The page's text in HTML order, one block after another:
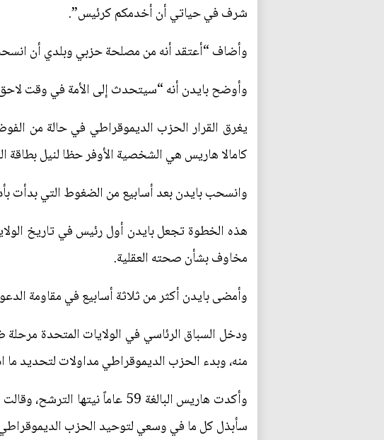
شرف في حياتي أن أخدمكم كرئيس”.
وأضاف “أعتقد أنه من مصلحة حزبي وبلدي أن
وأوضح بايدن أنه “سيتحدث إلى الأمة في وقت
يغرق القرار الحزب الديموقراطي في حالة من
كامالا هاريس هي الشخصية الأوفر حظا لنيل بطاقة
وانسحب بايدن بعد أسابيع من الضغوط التي بدأت
هذه الخطوة تجعل بايدن أول رئيس في تاريخ
مخاوف بشأن صحته العقلية.
وأمضى بايدن أكثر من ثلاثة أسابيع في مقاومة الدعوات
ودخل السباق الرئاسي في الولايات المتحدة مرحلة
منه، وبدء الحزب الديموقراطي مداولات لتحديد ما
وأكدت هاريس البالغة 59
سأبذل كل ما في وسعي لتوحيد الحزب الديموقراطي